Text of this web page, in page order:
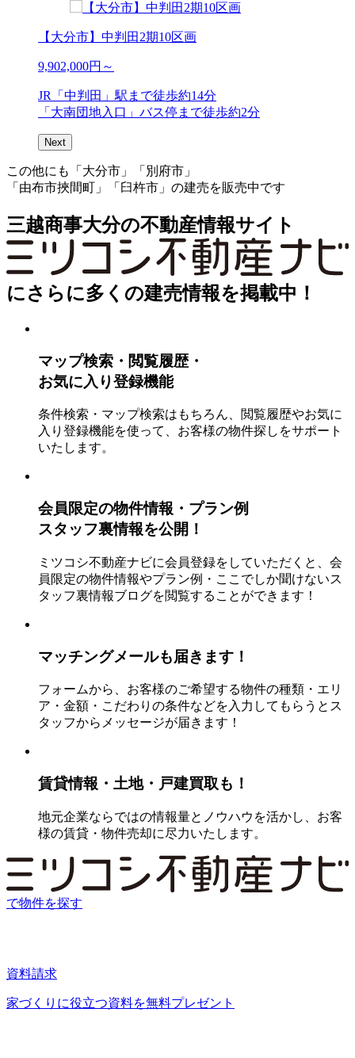
約14分
まで徒歩約2分
【大分市】城原4区画
JR「大在」駅まで徒歩約13分
「浜東」バス停まで徒歩約5分
Next
この他にも「大分市」「別府市」
「由布市挾間町」「臼杵市」の建売を販売中です
三越商事大分の不動産情報サイト
にさらに多くの建売情報を掲載中！
マップ検索・閲覧履歴・
お気に入り登録機能
条件検索・マップ検索はもちろん、閲覧履歴やお気に
入り登録機能を使って、お客様の物件探しをサポート
いたします。
会員限定の物件情報・プラン例
スタッフ裏情報を公開！
ミツコシ不動産ナビに会員登録をしていただくと、会
員限定の物件情報やプラン例・ここでしか聞けないス
タッフ裏情報ブログを閲覧することができます！
マッチングメールも届きます！
フォームから、お客様のご希望する物件の種類・エリ
ア・金額・こだわりの条件などを入力してもらうとス
タッフからメッセージが届きます！
賃貸情報・土地・戸建買取も！
地元企業ならではの情報量とノウハウを活かし、お客
様の賃貸・物件売却に尽力いたします。
で物件を探す
資料請求
家づくりに役立つ資料を無料プレゼント